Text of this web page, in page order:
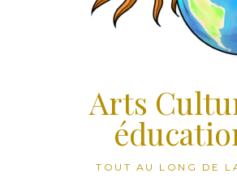
Arts
TOUT AU LONG DE